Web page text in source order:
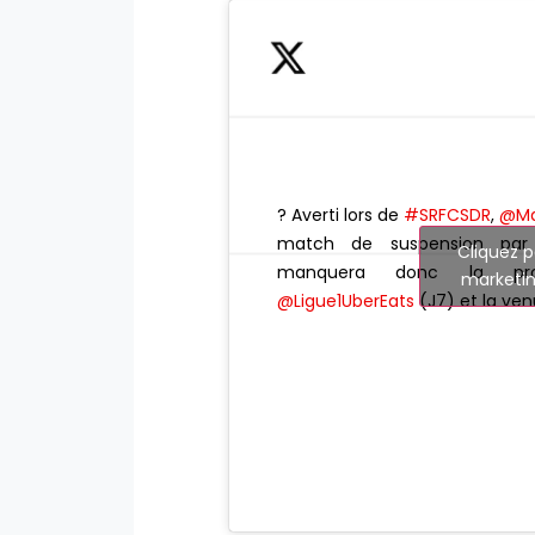
? Averti lors de #SRFCSDR,
match de suspension
manquera donc la
@Ligue1UberEats (J7) et la
Cliquez